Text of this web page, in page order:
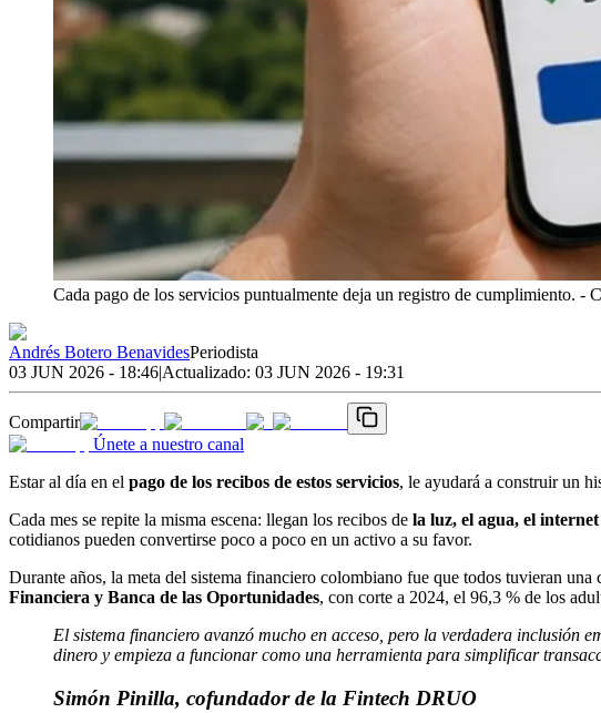
Cada pago de los servicios puntualmente deja un registro de cumplimiento. -
Andrés Botero BenavidesPeriodista
03 JUN 2026 - 18:46|Actualizado: 03 JUN 2026 - 19:31
Compartir
Únete a nuestro canal
Estar al día en el pago de los recibos de estos servicios, le ayudará a construir un
Cada mes se repite la misma escena: llegan los recibos de la luz, el agua, el
cotidianos pueden convertirse poco a poco en un activo a su favor.
Durante años, la meta del sistema financiero colombiano fue que todos tuvieran
Financiera y Banca de las Oportunidades, con corte a 2024, el 96,3 % de los
El sistema financiero avanzó mucho en acceso, pero la verdadera inclusión
dinero y empieza a funcionar como una herramienta para simplificar
Simón Pinilla, cofundador de la Fintech DRUO